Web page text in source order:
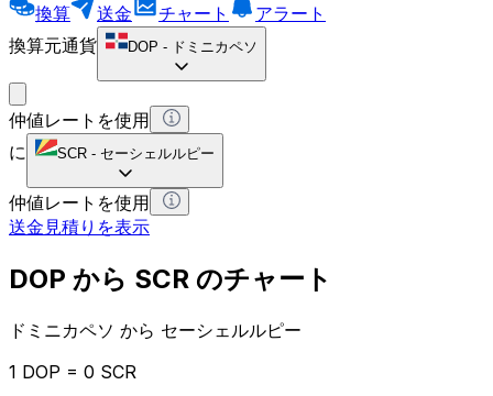
換算 送金 チャート
アラート
換算元通貨
DOP - ドミニカペソ
仲値レートを使用
に
SCR - セーシェルルピー
仲値レートを使用
送金見積りを表示
DOP から SCR のチャート
ドミニカペソ から セーシェルルピー
1 DOP = 0 SCR